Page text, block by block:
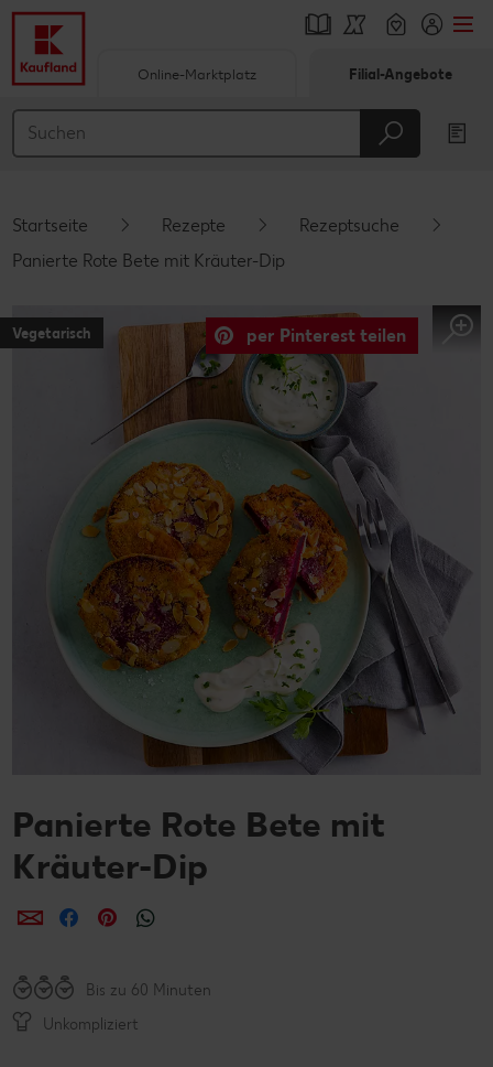
Hauptinhalt
Schwebender Seitenbereich
Online-Marktplatz Filial-Angebote
Startseite Rezepte
Rezeptsuche
Panierte Rote Bete mit Kräuter-Dip
Vegetarisch per Pinterest teilen
Panierte Rote Bete mit
Kräuter-Dip
per E-Mail teilen
per Facebook teilen
per Pinterest teilen
Bis zu 60 Minuten
Unkompliziert